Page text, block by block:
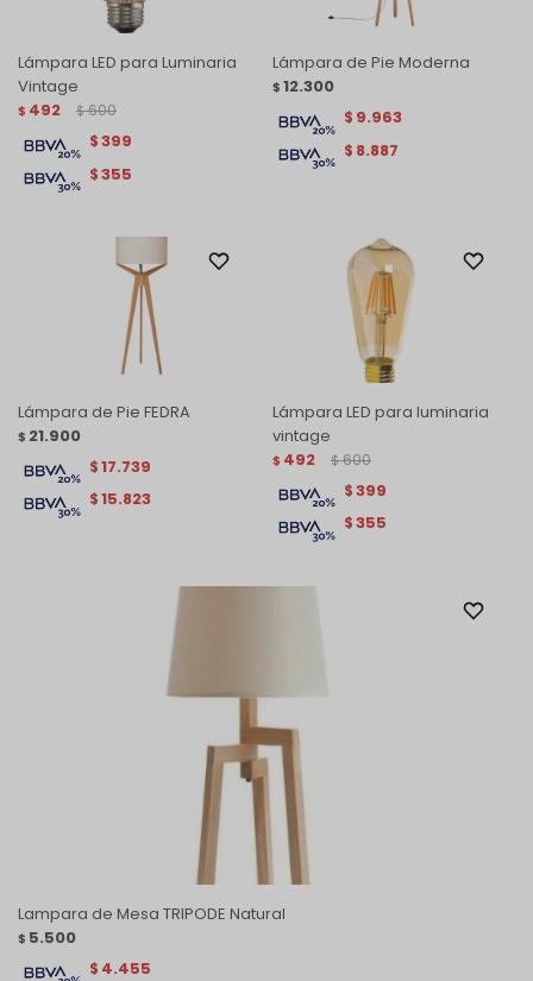
Lámpara LED para Luminaria
Vintage
$ 492 $ 600
$355
$399
Lámpara de Pie Moderna
$ 12.300
$ 8.887
$ 9.963
Lámpara de Pie FEDRA
$ 21.900
$15.823
$17.739
Lámpara LED para luminaria
vintage
$ 492 $ 600
$355
$399
Lampara de Mesa TRIPODE Natural
$ 5.500
$ 4.455